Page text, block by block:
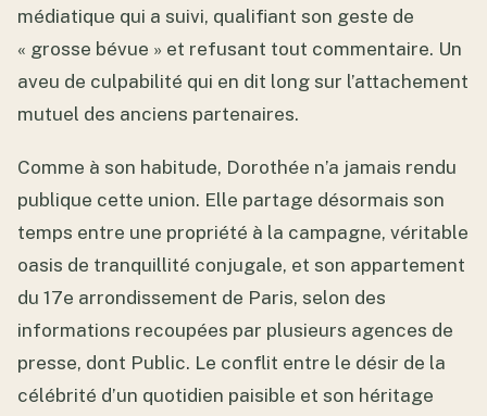
médiatique qui a suivi, qualifiant son geste de
« grosse bévue » et refusant tout commentaire. Un
aveu de culpabilité qui en dit long sur l’attachement
mutuel des anciens partenaires.
Comme à son habitude, Dorothée n’a jamais rendu
publique cette union. Elle partage désormais son
temps entre une propriété à la campagne, véritable
oasis de tranquillité conjugale, et son appartement
du 17e arrondissement de Paris, selon des
informations recoupées par plusieurs agences de
presse, dont Public. Le conflit entre le désir de la
célébrité d’un quotidien paisible et son héritage